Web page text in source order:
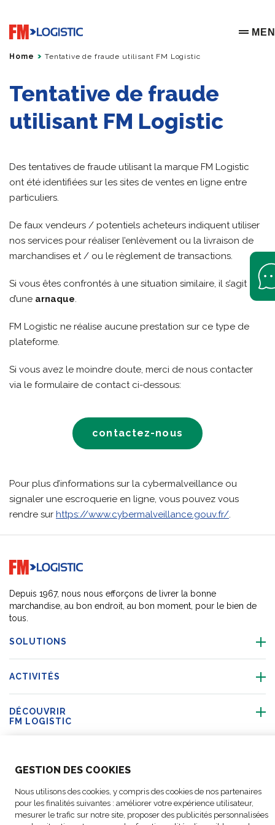
GESTION DES COOKIES
Nous utilisons des cookies, y compris des cookies de nos partenaires
pour les finalités suivantes : améliorer votre expérience utilisateur,
mesurer le trafic sur notre site, proposer des publicités personnalisées
Go to home page
OPEN
Home Tentative de fraude utilisant FM Logistic
Tentative de fraude
utilisant FM Logistic
Des tentatives de fraude utilisant la marque FM Logistic
ont été identifiées sur les sites de ventes en ligne entre
particuliers.
De faux vendeurs / potentiels acheteurs indiquent utiliser
nos services pour réaliser l’enlèvement ou la livraison de
marchandises et / ou le règlement de transactions.
Si vous êtes confrontés à une situation similaire, il s’agit
d’une arnaque.
FM Logistic ne réalise aucune prestation sur ce type de
plateforme.
Si vous avez le moindre doute, merci de nous contacter
via le formulaire de contact ci-dessous:
contactez-nous
Pour plus d’informations sur la cybermalveillance ou
signaler une escroquerie en ligne, vous pouvez vous
rendre sur https://www.cybermalveillance.gouv.fr/.
Go to home page
Depuis 1967, nous nous efforçons de livrer la bonne
marchandise, au bon endroit, au bon moment, pour le bien de
tous.
SOLUTIONS
ACTIVITÉS
DÉCOUVRIR
FM LOGISTIC